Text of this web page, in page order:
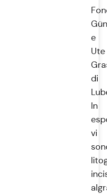
e
Ute
di
In
vi